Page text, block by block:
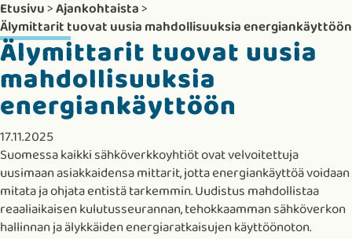
Etusivu>Ajankohtaista>
Älymittarit tuovat uusia mahdollisuuksia energiankäyttöön
Älymittarit tuovat uusia
mahdollisuuksia
energiankäyttöön
17.11.2025
Suomessa kaikki sähköverkkoyhtiöt ovat velvoitettuja
uusimaan asiakkaidensa mittarit, jotta energiankäyttöä voidaan
mitata ja ohjata entistä tarkemmin. Uudistus mahdollistaa
reaaliaikaisen kulutusseurannan, tehokkaamman sähköverkon
hallinnan ja älykkäiden energiaratkaisujen käyttöönoton.